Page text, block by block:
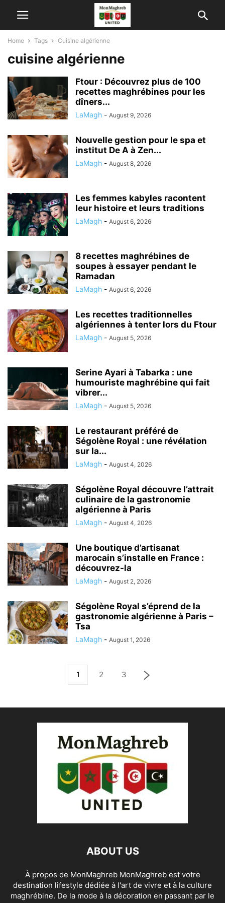
Home Tags Cuisine algérienne
cuisine algérienne
Ftour : Découvrez plus de 100
recettes maghrébines pour les
dîners...
LaMagh - August 9, 2026
Nouvelle gestion pour le spa et
institut De A à Zen...
LaMagh - August 8, 2026
Les femmes kabyles racontent
leur histoire et leurs traditions
LaMagh - August 6, 2026
8 recettes maghrébines de
soupes à essayer pendant le
Ramadan
LaMagh - August 6, 2026
Les recettes traditionnelles
algériennes à tenter lors du Ftour
LaMagh - August 5, 2026
Serine Ayari à Tabarka : une
humouriste maghrébine qui fait
vibrer...
LaMagh - August 5, 2026
Le restaurant préféré de
Ségolène Royal : une révélation
sur la...
LaMagh - August 4, 2026
Ségolène Royal découvre l’attrait
culinaire de la gastronomie
algérienne à Paris
LaMagh - August 4, 2026
Une boutique d’artisanat
marocain s’installe en France :
découvrez-la
LaMagh - August 2, 2026
Ségolène Royal s’éprend de la
gastronomie algérienne à Paris –
Tsa
LaMagh - August 1, 2026
1 2 3
ABOUT US
À propos de MonMaghreb MonMaghreb est votre
destination lifestyle dédiée à l'art de vivre et à la culture
maghrébine. De la mode à la décoration en passant par le